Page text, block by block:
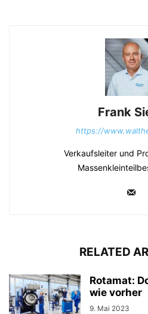
Frank
https://
Verkaufsleiter und
RELATED
Rotamat:
wie vorher
9. Mai 2023